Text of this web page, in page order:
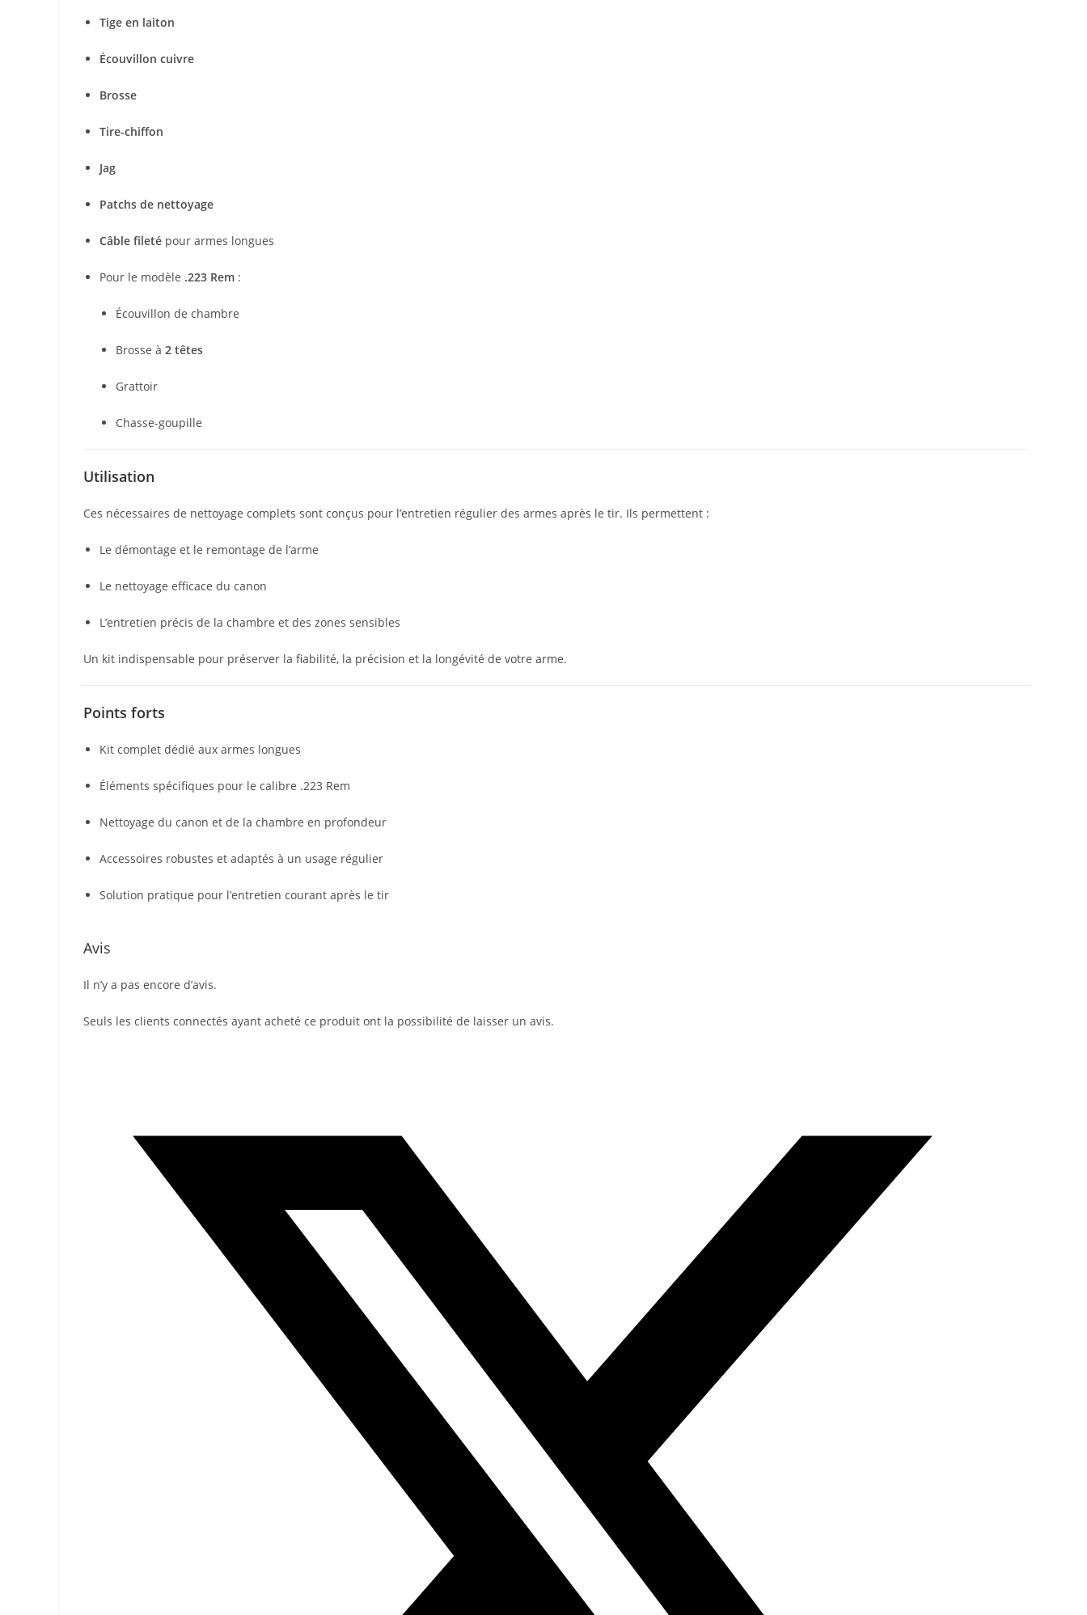
Tige en laiton
Écouvillon cuivre
Brosse
Tire-chiffon
Jag
Patchs de nettoyage
Câble fileté pour armes longues
Pour le modèle .223 Rem :
Écouvillon de chambre
Brosse à 2 têtes
Grattoir
Chasse-goupille
Utilisation
Ces nécessaires de nettoyage complets sont conçus pour l’entretien régulier des armes après le tir. Ils permettent :
Le démontage et le remontage de l’arme
Le nettoyage efficace du canon
L’entretien précis de la chambre et des zones sensibles
Un kit indispensable pour préserver la fiabilité, la précision et la longévité de votre arme.
Points forts
Kit complet dédié aux armes longues
Éléments spécifiques pour le calibre .223 Rem
Nettoyage du canon et de la chambre en profondeur
Accessoires robustes et adaptés à un usage régulier
Solution pratique pour l’entretien courant après le tir
Avis
Il n’y a pas encore d’avis.
Seuls les clients connectés ayant acheté ce produit ont la possibilité de laisser un avis.